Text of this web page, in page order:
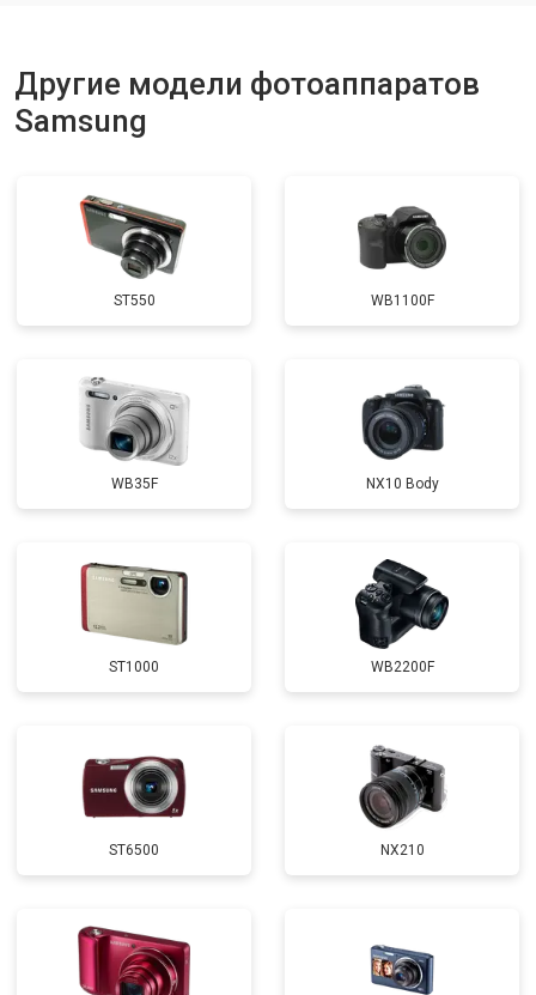
Другие модели фотоаппаратов
Samsung
ST550 WB1100F
WB35F NX10 Body
ST1000 WB2200F
ST6500 NX210